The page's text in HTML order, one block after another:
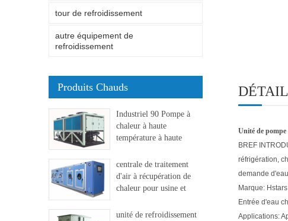
Unité de
BREF
réfrigération,
demande
Marque: Hstars
Entrée d'eau
Applications:
tour de refroidissement
autre équipement de
refroidissement
Produits Chauds
Industriel 90 Pompe à
chaleur à haute
température à haute
centrale de traitement
d'air à récupération de
chaleur pour usine et
unité de refroidissement